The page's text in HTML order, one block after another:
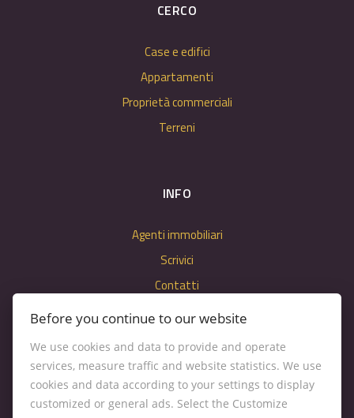
CERCO
Case e edifici
Appartamenti
Proprietà commerciali
Terreni
INFO
Agenti immobiliari
Scrivici
Contatti
Impostazioni dei cookie
Before you continue to our website
We use cookies and data to provide and operate
services, measure traffic and website statistics. We use
cookies and data according to your settings to display
customized or general ads. Select the Customize